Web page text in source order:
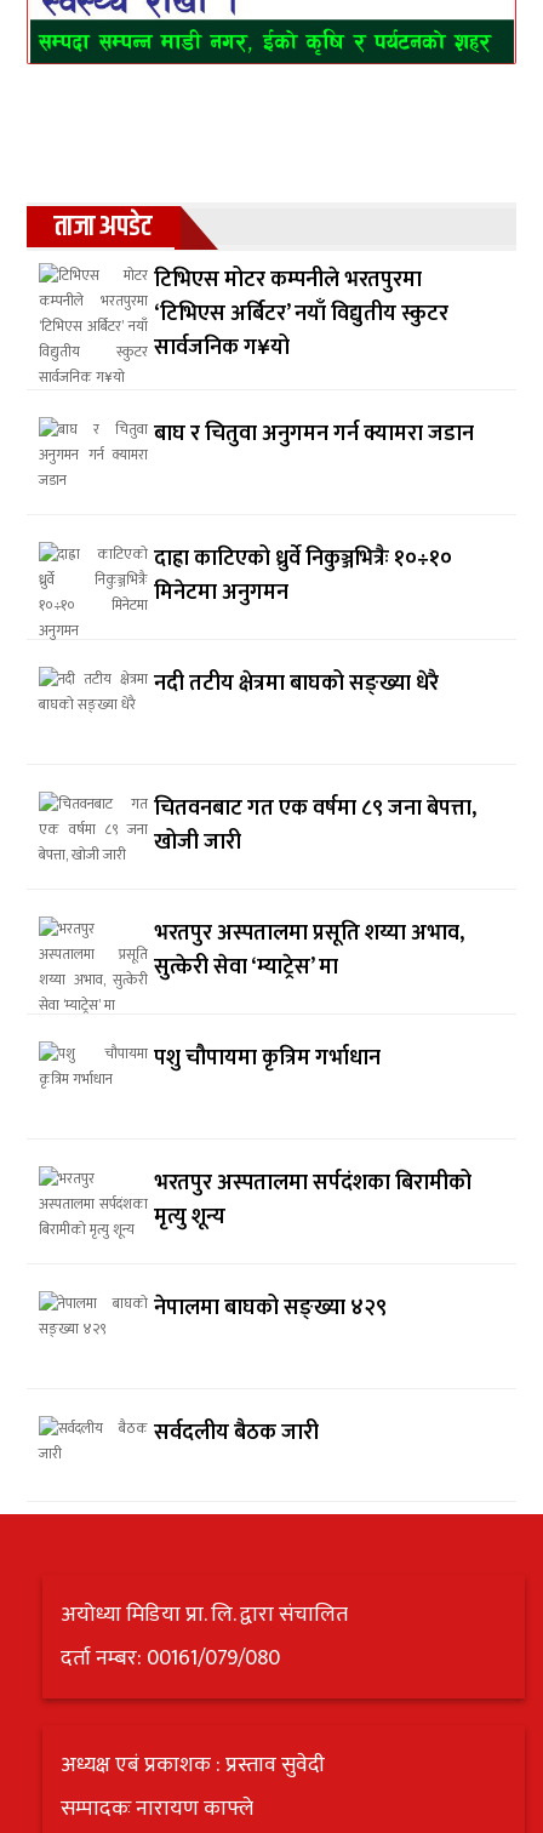
ताजा अपडेट
टिभिएस मोटर कम्पनीले भरतपुरमा
‘टिभिएस अर्बिटर’ नयाँ विद्युतीय स्कुटर
सार्वजनिक ग¥यो
बाघ र चितुवा अनुगमन गर्न क्यामरा जडान
दाह्रा काटिएको ध्रुर्वे निकुञ्जभित्रैः १०÷१०
मिनेटमा अनुगमन
नदी तटीय क्षेत्रमा बाघको सङ्ख्या धेरै
चितवनबाट गत एक वर्षमा ८९ जना बेपत्ता,
खोजी जारी
भरतपुर अस्पतालमा प्रसूति शय्या अभाव,
सुत्केरी सेवा ‘म्याट्रेस’ मा
पशु चौपायमा कृत्रिम गर्भाधान
भरतपुर अस्पतालमा सर्पदंशका बिरामीको
मृत्यु शून्य
नेपालमा बाघको सङ्ख्या ४२९
सर्वदलीय बैठक जारी
अयोध्या मिडिया प्रा. लि. द्वारा संचालित
दर्ता नम्बर: 00161/079/080
अध्यक्ष एबं प्रकाशक : प्रस्ताव सुवेदी
सम्पादकः नारायण काफ्ले